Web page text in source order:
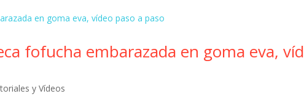
fofucha embarazada en goma eva,
y Vídeos